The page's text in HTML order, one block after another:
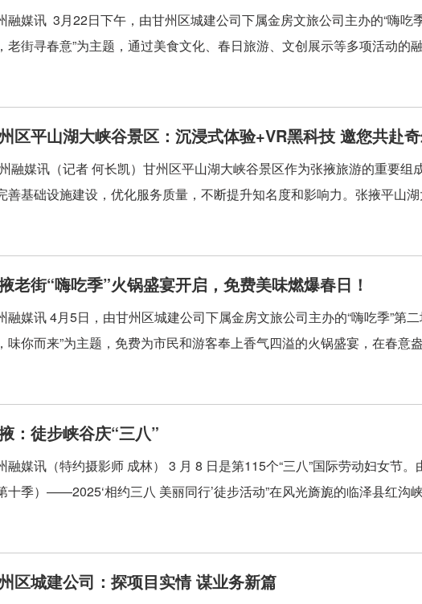
融媒讯 3月22日下午，由甘州区城建公司下属金房文旅公司主办的“嗨吃
老街寻春意”为主题，通过美食文化、春日旅游、文创展示等多项活动的
区平山湖大峡谷景区：沉浸式体验+VR黑科技 邀您共赴
融媒讯（记者 何长凯）甘州区平山湖大峡谷景区作为张掖旅游的重要
善基础设施建设，优化服务质量，不断提升知名度和影响力。张掖平山
老街“嗨吃季”火锅盛宴开启，免费美味燃爆春日！
融媒讯 4月5日，由甘州区城建公司下属金房文旅公司主办的“嗨吃季”第
味你而来”为主题，免费为市民和游客奉上香气四溢的火锅盛宴，在春意
：徒步峡谷庆“三八”
融媒讯（特约摄影师 成林） 3 月 8 日是第115个“三八”国际劳动妇女节
十季）——2025‘相约三八 美丽同行’徒步活动”在风光旖旎的临泽县红沟
区城建公司：探项目实情 谋业务新篇